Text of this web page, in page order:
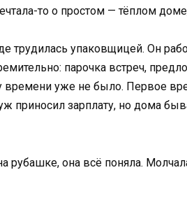
то о простом — тёплом
трудилась упаковщицей. Он
парочка встреч,
уже не было. Первое
приносил зарплату, но дома
рубашке, она всё поняла.